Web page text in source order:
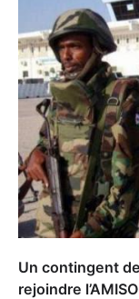
Un contingent
rejoindre